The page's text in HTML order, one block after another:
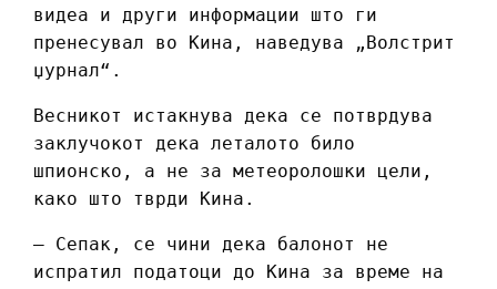
видеа и други информации што ги
пренесувал во Кина, наведува „Волстрит
џурнал“.
Весникот истакнува дека се потврдува
заклучокот дека леталото било
шпионско, а не за метеоролошки цели,
како што тврди Кина.
– Сепак, се чини дека балонот не
испратил податоци до Кина за време на